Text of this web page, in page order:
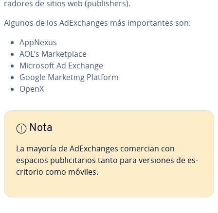
ra­do­res de sitios web (pu­bli­she­rs).
Algunos de los AdE­x­cha­n­ges más im­po­r­ta­n­tes son:
AppNexus
AOL’s Ma­r­ke­t­pla­ce
Microsoft Ad Exchange
Google Marketing Platform
OpenX
Nota
La mayoría de AdE­x­cha­n­ges comercian con
espacios pu­bli­ci­ta­rios tanto para versiones de es­
cri­to­rio como móviles.